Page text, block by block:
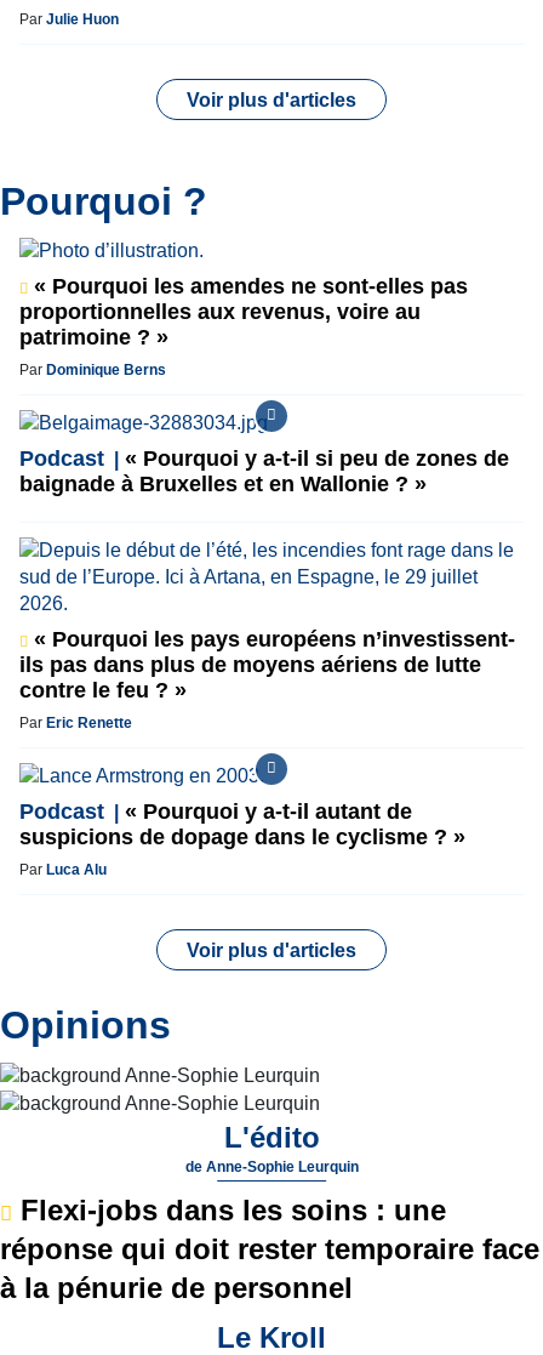
Par Julie Huon
Voir plus d'articles
Pourquoi ?
« Pourquoi les amendes ne sont-elles pas
proportionnelles aux revenus, voire au
patrimoine ? »
Par Dominique Berns
Podcast
« Pourquoi y a-t-il si peu de zones de
baignade à Bruxelles et en Wallonie ? »
« Pourquoi les pays européens n’investissent-
ils pas dans plus de moyens aériens de lutte
contre le feu ? »
Par Eric Renette
Podcast
« Pourquoi y a-t-il autant de
suspicions de dopage dans le cyclisme ? »
Par Luca Alu
Voir plus d'articles
Opinions
L'édito
de Anne-Sophie Leurquin
Flexi-jobs dans les soins : une
réponse qui doit rester temporaire face
à la pénurie de personnel
Le Kroll